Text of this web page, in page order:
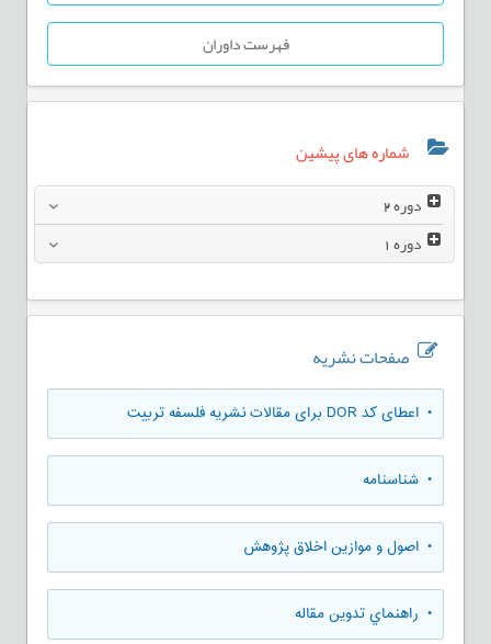
فهرست داوران
شماره های پیشین
دوره2
دوره1
صفحات نشریه
• اعطای کد DOR برای مقالات نشریه فلسفه تربیت
• شناسنامه
• اصول و موازین اخلاق پژوهش
• راهنماي تدوين مقاله